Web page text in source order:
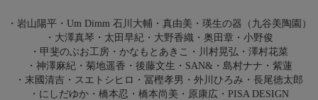
・ 岩山陽平・ Um Dimm 石川大輔・真由美 ・ 瑛生の器（九谷美陶園）
・ 大澤真琴 ・ 太田早紀 ・ 大野香織 ・ 奥田章 ・ 小野俊
・ 甲斐のぶお工房 ・ かなもとあきこ ・ 川村晃弘 ・ 澤村花菜
・ 神澤麻紀・ 菊地遥香 ・ 後藤文生 ・ SAN& ・ 島村ナナ ・ 紫蓮
・ 末國清吉 ・ スエトシヒロ ・ 冨樫孝男 ・ 外川ひろみ ・ 長尾徳太郎
・ にしだゆか ・ 橋本忍 ・ 橋本尚美 ・ 原康広 ・ PISA DESIGN